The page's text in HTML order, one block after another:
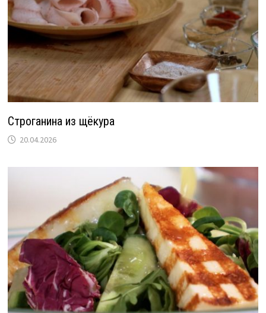
Строганина из щёкура
20.04.2026